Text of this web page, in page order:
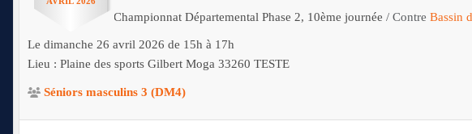
Championnat Départemental Phase 2, 10ème journée / Contre Bassin
Le dimanche 26 avril 2026 de 15h à 17h
Lieu : Plaine des sports Gilbert Moga 33260 TESTE
Séniors masculins 3 (DM4)